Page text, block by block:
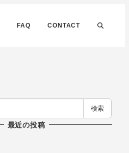
FAQ CONTACT
検索
最近の投稿